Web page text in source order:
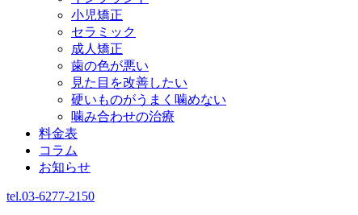
小児矯正
セラミック
成人矯正
歯の色が悪い
見た目を改善したい
硬いものがうまく噛めない
噛み合わせの治療
料金表
コラム
お知らせ
tel.03-6277-2150